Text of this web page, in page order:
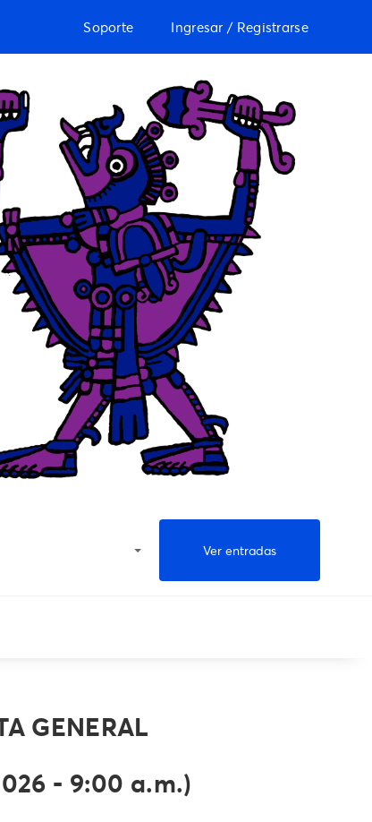
Soporte Ingresar / Registrarse
Ver entradas
GENERAL
- 9:00 a.m.)